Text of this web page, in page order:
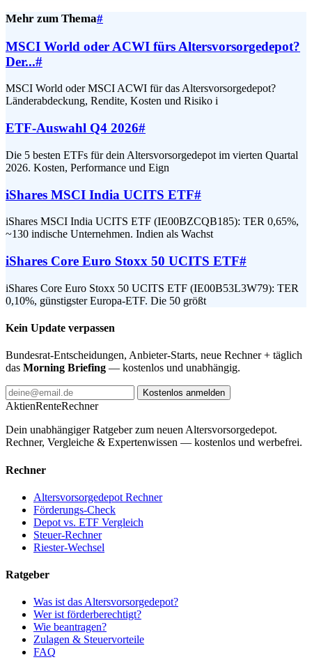
Mehr zum Thema#
MSCI World oder ACWI fürs Altersvorsorgedepot?
Der...#
MSCI World oder MSCI ACWI für das Altersvorsorgedepot?
Länderabdeckung, Rendite, Kosten und Risiko i
ETF-Auswahl Q4 2026#
Die 5 besten ETFs für dein Altersvorsorgedepot im vierten Quartal
2026. Kosten, Performance und Eign
iShares MSCI India UCITS ETF#
iShares MSCI India UCITS ETF (IE00BZCQB185): TER 0,65%,
~130 indische Unternehmen. Indien als Wachst
iShares Core Euro Stoxx 50 UCITS ETF#
iShares Core Euro Stoxx 50 UCITS ETF (IE00B53L3W79): TER
0,10%, günstigster Europa-ETF. Die 50 größt
Kein Update verpassen
Bundesrat-Entscheidungen, Anbieter-Starts, neue Rechner + täglich
das Morning Briefing — kostenlos und unabhängig.
Kostenlos anmelden
AktienRenteRechner
Dein unabhängiger Ratgeber zum neuen Altersvorsorgedepot.
Rechner, Vergleiche & Expertenwissen — kostenlos und werbefrei.
Rechner
Altersvorsorgedepot Rechner
Förderungs-Check
Depot vs. ETF Vergleich
Steuer-Rechner
Riester-Wechsel
Ratgeber
Was ist das Altersvorsorgedepot?
Wer ist förderberechtigt?
Wie beantragen?
Zulagen & Steuervorteile
FAQ